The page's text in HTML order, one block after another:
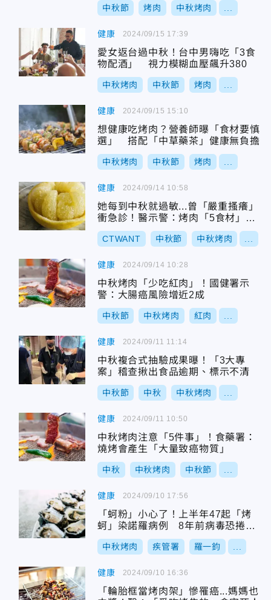
中秋節 烤肉 中秋烤肉
健康
愛女返台過中秋！台中男嗨吃「3食
物配酒」 視力模糊血壓飆升380
中秋烤肉 中秋節 烤肉
2024/09/15 17:39
健康
想健康吃烤肉？營養師曝「食材要慎
選」 搭配「中草藥茶」健康無負擔
中秋烤肉 中秋節 烤肉
2024/09/15 15:10
健康
她每到中秋就過敏...曾「嚴重搔癢」
衝急診！醫示警：烤肉「5食材」要
小心
CTWANT 中秋節 中秋烤肉
2024/09/14 10:58
健康
中秋烤肉「少吃紅肉」！國健署示
警：大腸癌風險增近2成
中秋節 中秋烤肉 紅肉
2024/09/14 10:28
健康
中秋複合式抽驗成果曝！「3大專
案」稽查揪出食品逾期、標示不清
中秋節 中秋 中秋烤肉
2024/09/11 11:14
健康
中秋烤肉注意「5件事」！食藥署：
燒烤會產生「大量致癌物質」
中秋 中秋烤肉 中秋節
2024/09/11 10:50
健康
「蚵粉」小心了！上半年47起「烤
蚵」染諾羅病例 8年前病毒恐捲土
重來
中秋烤肉 疾管署 羅一鈞
2024/09/10 17:56
健康
「輪胎框當烤肉架」慘罹癌...媽媽也
2024/09/10 16:36